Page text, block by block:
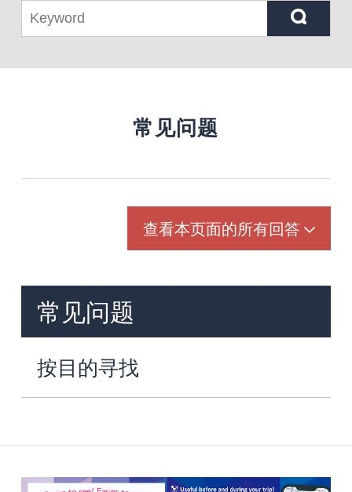
常见问题
查看本页面的所有回答
常见问题
按目的寻找